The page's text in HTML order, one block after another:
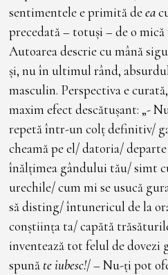
sentimentele e primită deea
precedată – totuși – de o
Autoarea descrie cu mână
și, nu în ultimul rând,
masculin. Perspectiva e
maxim efect descătușant: „-
repetă într-un colț definitiv/
cheamă pe el/ datoria/
înălțimea gândului tău/ simt
urechile/ cum mi se usucă
să disting/ întunericul de la
conștiința ta/ capătă
inventează tot felul de dovezi
spună te iubesc!/ – Nu-ți pot